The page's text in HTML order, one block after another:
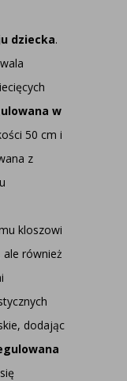
dziecka.
w
50 cm i
z
kloszowi
również
dodając